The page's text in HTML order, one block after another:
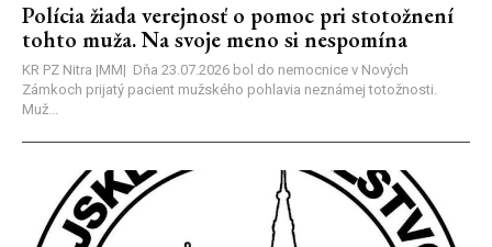
Polícia žiada verejnosť o pomoc pri stotožnení
tohto muža. Na svoje meno si nespomína
KR PZ Nitra |MM| Dňa 23.07.2026 bol do nemocnice v Nových
Zámkoch prijatý pacient mužského pohlavia neznámej totožnosti.
Muž...